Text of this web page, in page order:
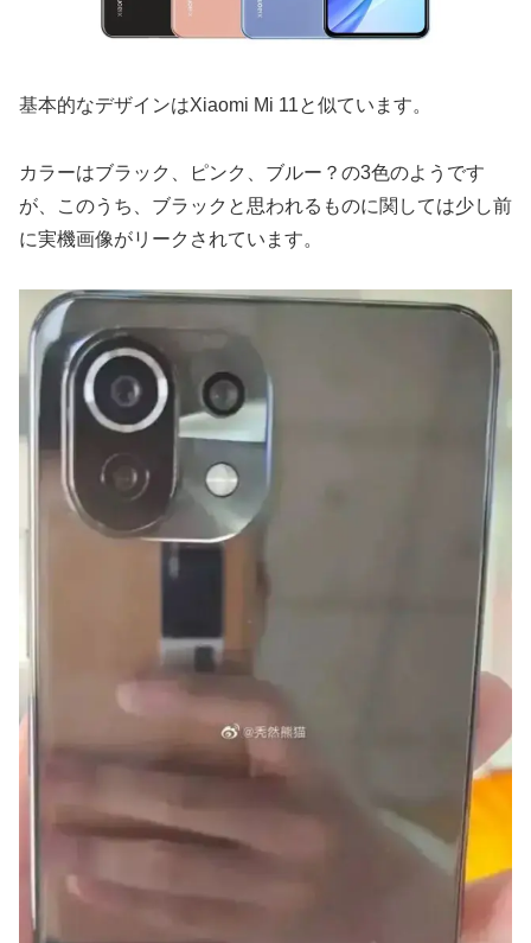
基本的なデザインはXiaomi Mi 11と似ています。
カラーはブラック、ピンク、ブルー？の3色のようです
が、このうち、ブラックと思われるものに関しては少し前
に実機画像がリークされています。